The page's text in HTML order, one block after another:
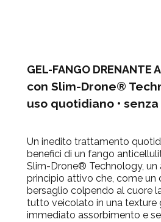
GEL-FANGO DRENANTE
con Slim-Drone®
uso quotidiano •
Un inedito trattamento
benefici di un fango
Slim-Drone® Technology, un
principio attivo che, come un
bersaglio colpendo al cuore
tutto veicolato in una texture
immediato assorbimento e